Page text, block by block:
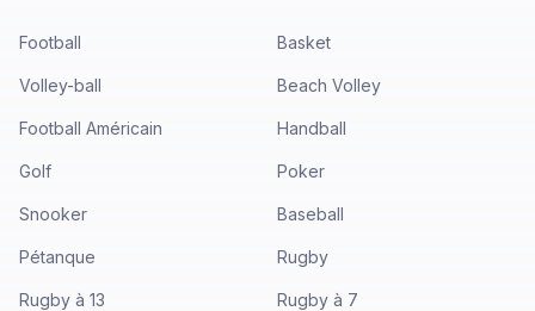
Football Basket
Volley-ball Beach Volley
Football Américain Handball
Golf Poker
Snooker Baseball
Pétanque Rugby
Rugby à 13 Rugby à 7